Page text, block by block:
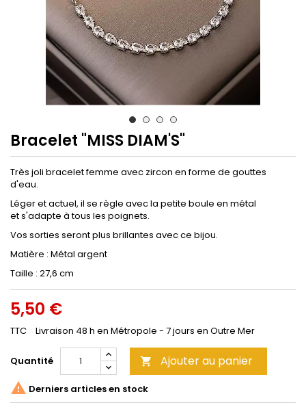
Bracelet "MISS DIAM'S"
Très joli bracelet femme avec zircon en forme de gouttes
d'eau.
Léger et actuel, il se règle avec la petite boule en métal
et s'adapte à tous les poignets.
Vos sorties seront plus brillantes avec ce bijou.
Matière : Métal argent
Taille : 27,6 cm
5,50 €
TTC Livraison 48 h en Métropole - 7 jours en Outre Mer
Quantité  Ajouter au panier
 Derniers articles en stock